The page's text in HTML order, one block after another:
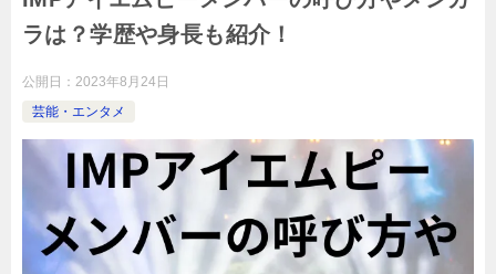
ラは？学歴や身長も紹介！
公開日： 2023年8月24日
芸能・エンタメ